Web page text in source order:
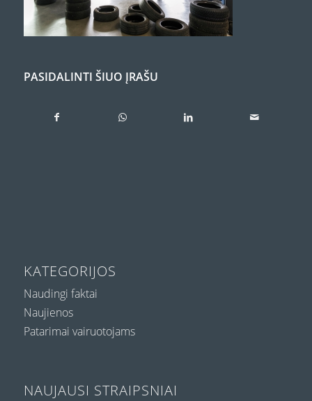
PASIDALINTI ŠIUO ĮRAŠU
KATEGORIJOS
Naudingi faktai
Naujienos
Patarimai vairuotojams
NAUJAUSI STRAIPSNIAI